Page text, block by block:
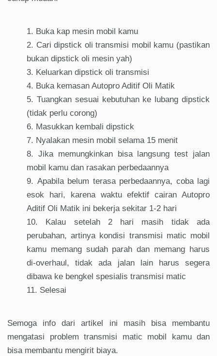
Buka kap mesin mobil kamu
Cari dipstick oli transmisi mobil kamu (pastikan
bukan dipstick oli mesin yah)
Keluarkan dipstick oli transmisi
Buka kemasan Autopro Aditif Oli Matik
Tuangkan sesuai kebutuhan ke lubang dipstick
(tidak perlu corong)
Masukkan kembali dipstick
Nyalakan mesin mobil selama 15 menit
Jika memungkinkan bisa langsung test jalan
mobil kamu dan rasakan perbedaannya
Apabila belum terasa perbedaannya, coba lagi
esok hari, karena waktu efektif cairan Autopro
Aditif Oli Matik ini bekerja sekitar 1-2 hari
Kalau setelah 2 hari masih tidak ada
perubahan, artinya kondisi transmisi matic mobil
kamu memang sudah parah dan memang harus
di-overhaul, tidak ada jalan lain harus segera
dibawa ke bengkel spesialis transmisi matic
Selesai
Semoga info dari artikel ini masih bisa membantu
mengatasi problem transmisi matic mobil kamu dan
bisa membantu mengirit biaya.